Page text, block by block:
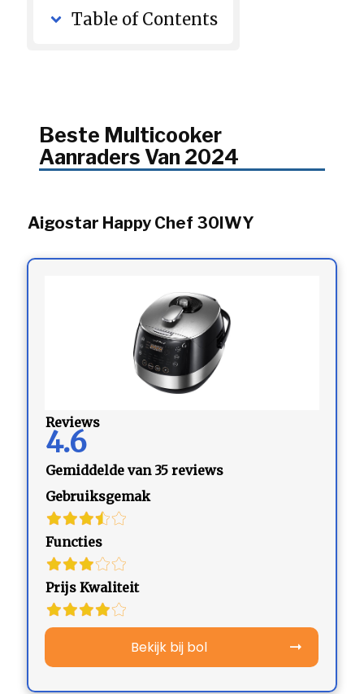
Table of Contents
Beste Multicooker
Aanraders Van 2024
Aigostar Happy Chef 30IWY
Reviews
4.6
Gemiddelde van 35 reviews
Gebruiksgemak
Functies
Prijs Kwaliteit
Bekijk bij bol